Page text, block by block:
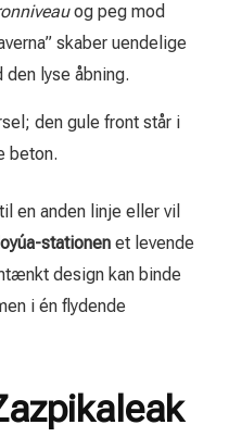
og peg mod
skaber uendelige
den lyse åbning.
den gule front står i
beton.
en anden linje eller vil
stationen et levende
design kan binde
i én flydende